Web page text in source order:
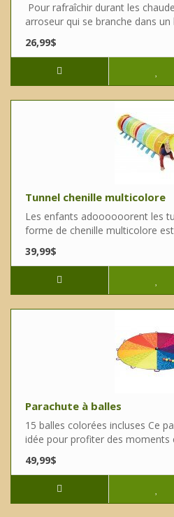
Pour rafraîchir durant les
arroseur qui se branche dans
26,99$
Tunnel chenille multicolore
Les enfants adoooooorent les
forme de chenille multicolore
39,99$
Parachute à balles
15 balles colorées incluses Ce
idée pour profiter des moments
49,99$